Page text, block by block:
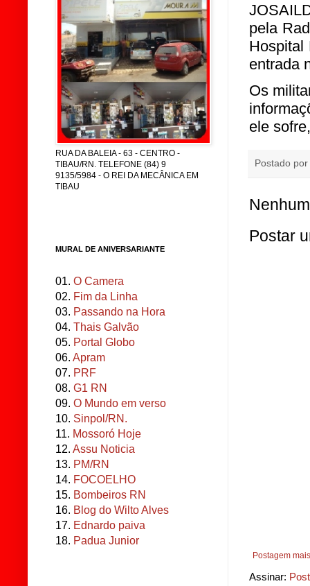
pela
Hospital
entrada
Os
ele
Postado por
Postar
Postagem
Assinar:
RUA DA BALEIA - 63 - CENTRO -
TIBAU/RN. TELEFONE (84) 9
9135/5984 - O REI DA MECÂNICA EM
TIBAU
MURAL DE ANIVERSARIANTE
01. O Camera
02. Fim da Linha
03. Passando na Hora
04. Thais Galvão
05. Portal Globo
06. Apram
07. PRF
08. G1 RN
09. O Mundo em verso
10. Sinpol/RN.
11. Mossoró Hoje
12. Assu Noticia
13. PM/RN
14. FOCOELHO
15. Bombeiros RN
16. Blog do Wilto Alves
17. Ednardo paiva
18. Padua Junior